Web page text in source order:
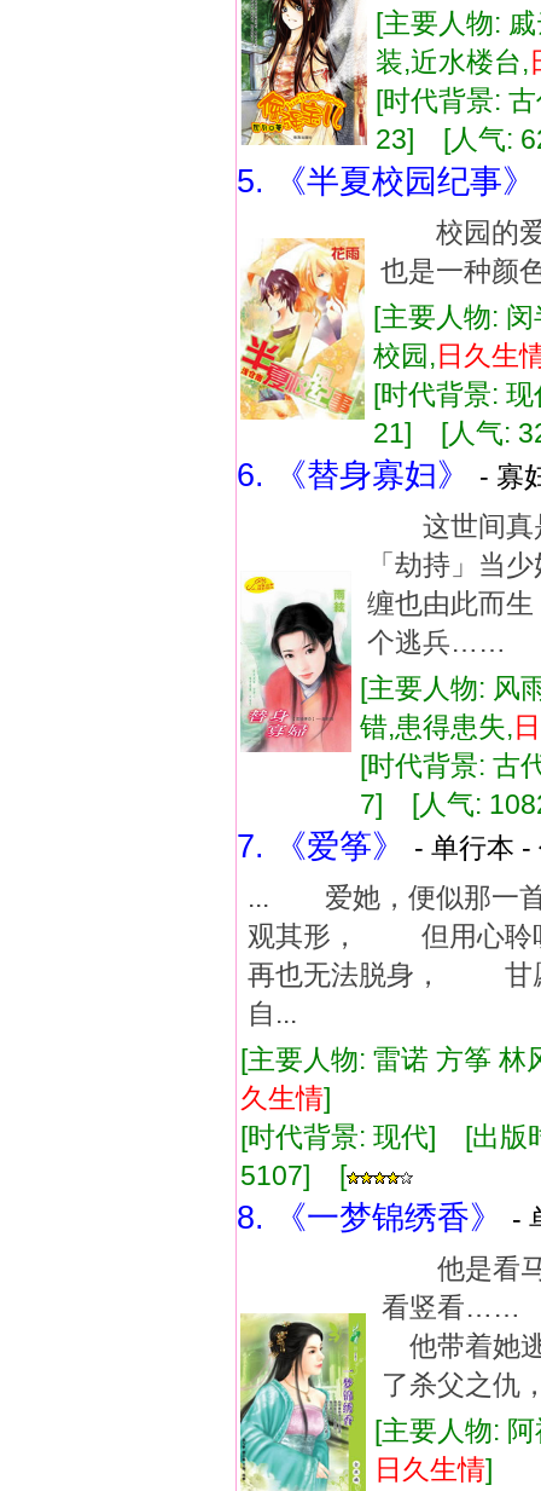
[主要人物:
装,近水楼台,
[时代背景:
23] [人气:
5. 《半夏校园纪事》
校园的
也是一种
[主要人物:
校园,日久生
[时代背景:
21] [人气:
6. 《替身寡妇》
- 寡
这世间真
「劫持」
缠也由此而
个逃兵……
[主要人物: 风
错,患得患失,
[时代背景:
7] [人气:
7. 《爱筝》
- 单行本
... 爱她，便似那一
观其形， 但用心聆
再也无法脱身， 甘
自...
[主要人物: 雷诺 方筝
久生情]
[时代背景: 现代] [出
5107] [
8. 《一梦锦绣香》
-
他是看
看竖看……
他带着她
了杀父之
[主要人物:
日久生情]